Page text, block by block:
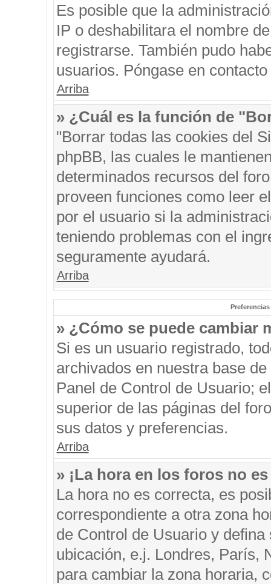
Es posible que la
IP o deshabilitara el nombre
registrarse. También pudo
usuarios. Póngase en
Arriba
» ¿Cuál es la función de
"Borrar todas las cookies del
phpBB, las cuales le
determinados recursos del
proveen funciones como leer
por el usuario si la
teniendo problemas con el
seguramente ayudará.
Arriba
» ¿Cómo se puede cambiar
Si es un usuario registrado,
archivados en nuestra base
Panel de Control de Usuario;
superior de las páginas del
sus datos y preferencias.
Arriba
» ¡La hora en los foros no
La hora no es correcta, es
correspondiente a otra zona
de Control de Usuario y
ubicación, e.j. Londres, París,
para cambiar la zona horaria,